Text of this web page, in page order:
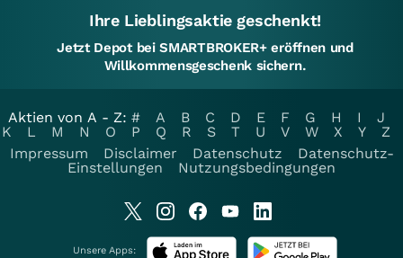
Ihre Lieblingsaktie geschenkt!
Jetzt Depot bei SMARTBROKER+ eröffnen und
Willkommensgeschenk sichern.
Aktien von A - Z: # A B C D E F G H I
J
K
L M N O P Q R S T U V W X Y
Z
Impressum
Disclaimer Datenschutz
Datenschutz-
Einstellungen
Nutzungsbedingungen
Unsere Apps: